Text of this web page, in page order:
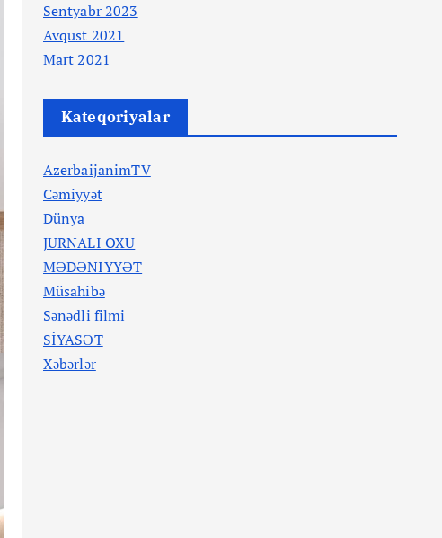
Sentyabr 2023
Avqust 2021
Mart 2021
Kateqoriyalar
AzerbaijanimTV
Cəmiyyət
Dünya
JURNALI OXU
MƏDƏNİYYƏT
Müsahibə
Sənədli filmi
SİYASƏT
Xəbərlər